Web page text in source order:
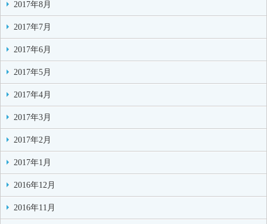
2017年8月
2017年7月
2017年6月
2017年5月
2017年4月
2017年3月
2017年2月
2017年1月
2016年12月
2016年11月